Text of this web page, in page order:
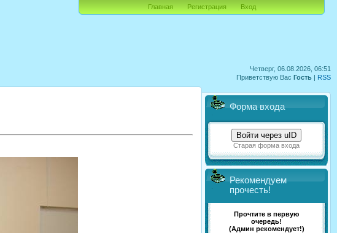
Четверг, 06.08.2026, 06:51
Приветствую Вас Гость | RSS
Главная Регистрация Вход
Форма входа
Войти через uID
Старая форма входа
Рекомендуем
прочесть!
Прочтите в первую
очередь!
(Админ рекомендует!)